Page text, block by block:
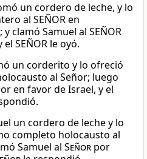
un cordero de leche, y lo
al SEÑOR en
clamó Samuel al SEÑOR
SEÑOR le oyó.
un corderito y lo ofreció
al Señor; luego
en favor de Israel, y el
un cordero de leche y lo
completo holocausto al
Samuel al Señor por